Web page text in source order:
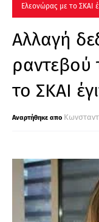
Ελεονώρας με το ΣΚΑΙ
Αλλαγή
ραντεβού
το ΣΚΑΙ